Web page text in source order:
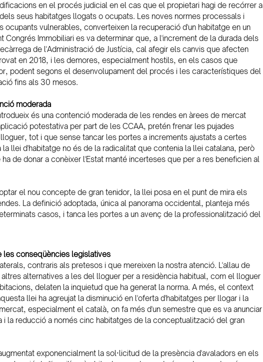
en el procés judicial en el cas que el propietari hagi de recórrer a
seus habitatges llogats o ocupats. Les noves normes processals i
vulnerables, converteixen la recuperació d'un habitatge en un
Congrés Immobiliari es va determinar que, a l'increment de la durada dels
de l'Administració de Justícia, cal afegir els canvis que afecten
en 2018, i les demores, especialment hostils, en els casos que
podent segons el desenvolupament del procés i les característiques del
fins als 30 mesos.
moderada
és una contenció moderada de les rendes en àrees de mercat
potestativa per part de les CCAA, pretén frenar les pujades
tot i que sense tancar les portes a increments ajustats a certes
llei d'habitatge no és de la radicalitat que contenia la llei catalana, però
de donar a conèixer l'Estat manté incerteses que per a res beneficien al
el nou concepte de gran tenidor, la llei posa en el punt de mira els
La definició adoptada, única al panorama occidental, planteja més
casos, i tanca les portes a un avenç de la professionalització del
les conseqüències legislatives
contraris als pretesos i que mereixen la nostra atenció. L'allau de
alternatives a les del lloguer per a residència habitual, com el lloguer
delaten la inquietud que ha generat la norma. A més, el context
llei ha agreujat la disminució en l'oferta d'habitatges per llogar i la
especialment el català, on fa més d'un semestre que es va anunciar
i la reducció a només cinc habitatges de la conceptualització del gran
exponencialment la sol·licitud de la presència d'avaladors en els